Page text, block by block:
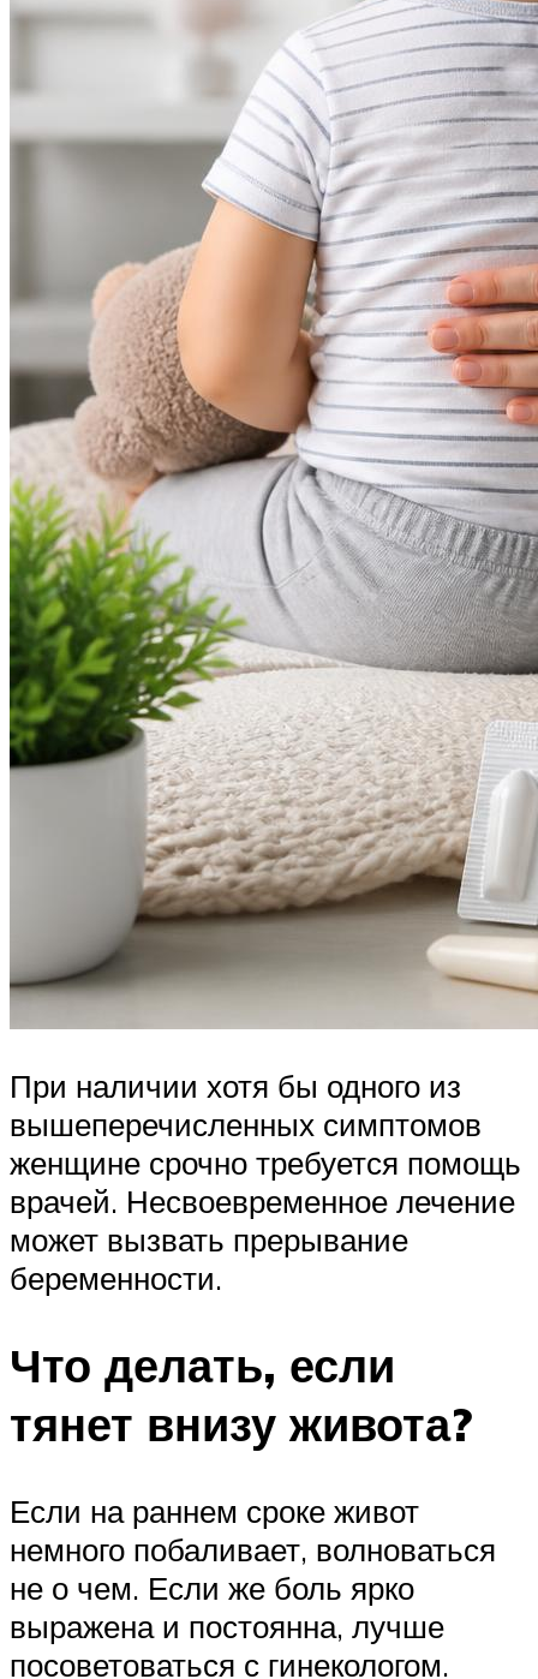
При наличии хотя бы одного из
вышеперечисленных симптомов
женщине срочно требуется помощь
врачей. Несвоевременное лечение
может вызвать прерывание
беременности.
Что делать, если
тянет внизу живота?
Если на раннем сроке живот
немного побаливает, волноваться
не о чем. Если же боль ярко
выражена и постоянна, лучше
посоветоваться с гинекологом.